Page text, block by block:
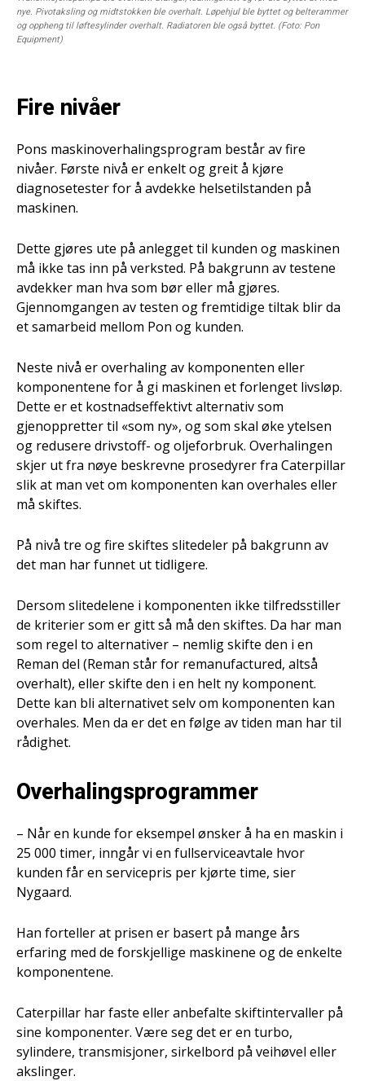
nye. Pivotaksling og midtstokken ble overhalt. Løpehjul ble byttet og belterammer
og oppheng til løftesylinder overhalt. Radiatoren ble også byttet. (Foto: Pon
Equipment)
Fire nivåer
Pons maskinoverhalingsprogram består av fire
nivåer. Første nivå er enkelt og greit å kjøre
diagnosetester for å avdekke helsetilstanden på
maskinen.
Dette gjøres ute på anlegget til kunden og maskinen
må ikke tas inn på verksted. På bakgrunn av testene
avdekker man hva som bør eller må gjøres.
Gjennomgangen av testen og fremtidige tiltak blir da
et samarbeid mellom Pon og kunden.
Neste nivå er overhaling av komponenten eller
komponentene for å gi maskinen et forlenget livsløp.
Dette er et kostnadseffektivt alternativ som
gjenoppretter til «som ny», og som skal øke ytelsen
og redusere drivstoff- og oljeforbruk. Overhalingen
skjer ut fra nøye beskrevne prosedyrer fra Caterpillar
slik at man vet om komponenten kan overhales eller
må skiftes.
På nivå tre og fire skiftes slitedeler på bakgrunn av
det man har funnet ut tidligere.
Dersom slitedelene i komponenten ikke tilfredsstiller
de kriterier som er gitt så må den skiftes. Da har man
som regel to alternativer – nemlig skifte den i en
Reman del (Reman står for remanufactured, altså
overhalt), eller skifte den i en helt ny komponent.
Dette kan bli alternativet selv om komponenten kan
overhales. Men da er det en følge av tiden man har til
rådighet.
Overhalingsprogrammer
– Når en kunde for eksempel ønsker å ha en maskin i
25 000 timer, inngår vi en fullserviceavtale hvor
kunden får en servicepris per kjørte time, sier
Nygaard.
Han forteller at prisen er basert på mange års
erfaring med de forskjellige maskinene og de enkelte
komponentene.
Caterpillar har faste eller anbefalte skiftintervaller på
sine komponenter. Være seg det er en turbo,
sylindere, transmisjoner, sirkelbord på veihøvel eller
akslinger.